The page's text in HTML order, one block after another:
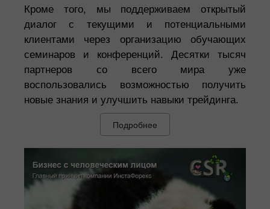
Кроме того, мы поддерживаем открытый
диалог с текущими и потенциальными
клиентами через организацию обучающих
семинаров и конференций. Десятки тысяч
партнеров со всего мира уже
воспользовались возможностью получить
новые знания и улучшить навыки трейдинга.
Подробнее